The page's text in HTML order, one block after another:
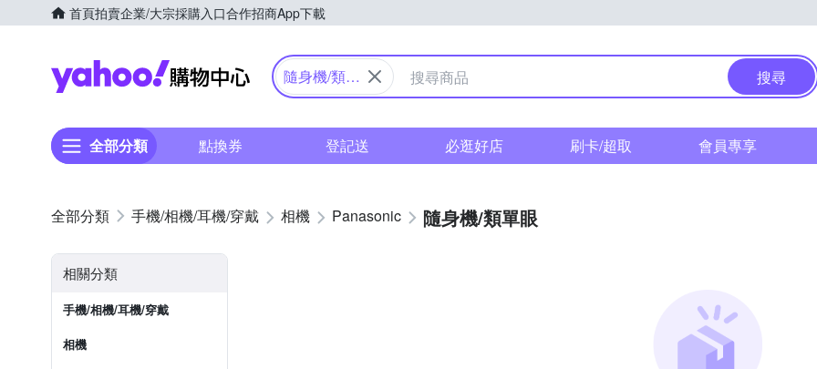
首頁拍賣企業/大宗採購入口合作招商App下載
Yahoo購物中心
隨身機/類單
搜尋
全部分類 點換券 登記送 必逛好店 刷卡/超取 會員專享
手機/相機/耳機/穿戴 相機 Panasonic 隨身機/類單眼
相關分類
手機/相機/耳機/穿戴
相機